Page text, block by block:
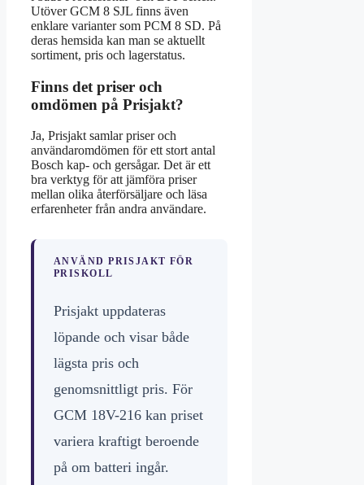
Utöver GCM 8 SJL finns även
enklare varianter som PCM 8 SD. På
deras hemsida kan man se aktuellt
sortiment, pris och lagerstatus.
Finns det priser och
omdömen på Prisjakt?
Ja, Prisjakt samlar priser och
användaromdömen för ett stort antal
Bosch kap- och gersågar. Det är ett
bra verktyg för att jämföra priser
mellan olika återförsäljare och läsa
erfarenheter från andra användare.
ANVÄND PRISJAKT FÖR
PRISKOLL
Prisjakt uppdateras
löpande och visar både
lägsta pris och
genomsnittligt pris. För
GCM 18V-216 kan priset
variera kraftigt beroende
på om batteri ingår.